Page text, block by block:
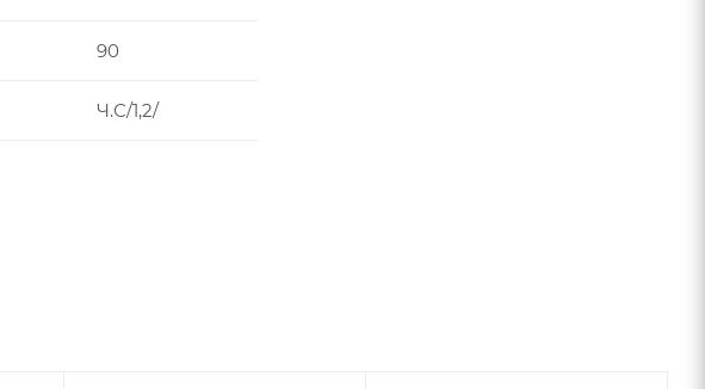
90
Ч.С/1,2/